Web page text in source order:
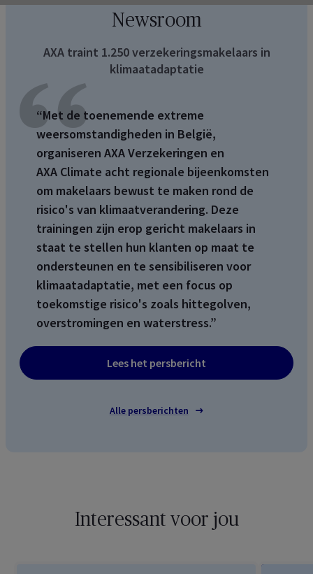
Newsroom
AXA traint 1.250 verzekeringsmakelaars in
klimaatadaptatie
“Met de toenemende extreme
weersomstandigheden in België,
organiseren AXA Verzekeringen en
AXA Climate acht regionale bijeenkomsten
om makelaars bewust te maken rond de
risico's van klimaatverandering. Deze
trainingen zijn erop gericht makelaars in
staat te stellen hun klanten op maat te
ondersteunen en te sensibiliseren voor
klimaatadaptatie, met een focus op
toekomstige risico's zoals hittegolven,
overstromingen en waterstress.”
Lees het persbericht
Alle persberichten
Interessant voor jou